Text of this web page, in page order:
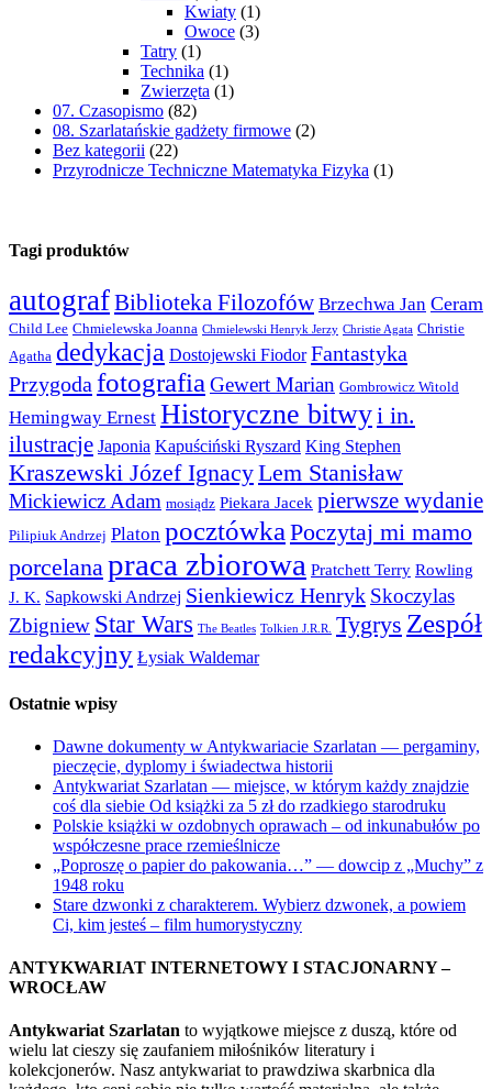
Kwiaty (1)
Owoce (3)
Tatry (1)
Technika (1)
Zwierzęta (1)
07. Czasopismo (82)
08. Szarlatańskie gadżety firmowe (2)
Bez kategorii (22)
Przyrodnicze Techniczne Matematyka Fizyka (1)
Tagi produktów
autografBiblioteka Filozofów Brzechwa Jan Ceram
Child Lee Chmielewska Joanna Chmielewski Henryk Jerzy Christie Agata Christie
Agatha dedykacja Dostojewski Fiodor Fantastyka
Przygoda fotografia Gewert Marian Gombrowicz Witold
Hemingway Ernest Historyczne bitwyi in.
ilustracje Japonia Kapuściński Ryszard King Stephen
Kraszewski Józef IgnacyLem Stanisław
Mickiewicz Adam mosiądz Piekara Jacek pierwsze wydanie
Pilipiuk Andrzej Platon pocztówka Poczytaj mi mamo
porcelanapraca zbiorowa Pratchett Terry Rowling
J. K. Sapkowski Andrzej Sienkiewicz Henryk Skoczylas
Zbigniew Star Wars The Beatles Tolkien J.R.R. Tygrys Zespół
redakcyjny Łysiak Waldemar
Ostatnie wpisy
Dawne dokumenty w Antykwariacie Szarlatan — pergaminy,
pieczęcie, dyplomy i świadectwa historii
Antykwariat Szarlatan — miejsce, w którym każdy znajdzie
coś dla siebie Od książki za 5 zł do rzadkiego starodruku
Polskie książki w ozdobnych oprawach – od inkunabułów po
współczesne prace rzemieślnicze
„Poproszę o papier do pakowania…” — dowcip z „Muchy” z
1948 roku
Stare dzwonki z charakterem. Wybierz dzwonek, a powiem
Ci, kim jesteś – film humorystyczny
ANTYKWARIAT INTERNETOWY I STACJONARNY –
WROCŁAW
Antykwariat Szarlatan to wyjątkowe miejsce z duszą, które od
wielu lat cieszy się zaufaniem miłośników literatury i
kolekcjonerów. Nasz antykwariat to prawdziwa skarbnica dla